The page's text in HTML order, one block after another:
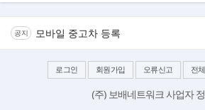
공지 모바일 중고차 등록
로그인 회원가입 오류신고 전
(주) 보배네트워크 사업자